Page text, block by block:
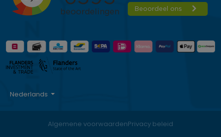
Nederlands
Algemene voorwaardenPrivacy beleid